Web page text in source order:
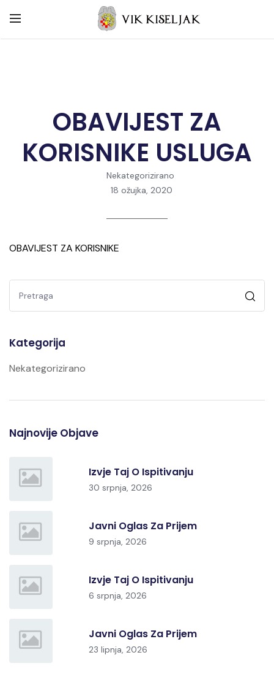
OBAVIJEST ZA
KORISNIKE USLUGA
Nekategorizirano
18 ožujka, 2020
OBAVIJEST ZA KORISNIKE
Kategorija
Nekategorizirano
Najnovije Objave
Izvje Taj O Ispitivanju
30 srpnja, 2026
Javni Oglas Za Prijem
9 srpnja, 2026
Izvje Taj O Ispitivanju
6 srpnja, 2026
Javni Oglas Za Prijem
23 lipnja, 2026